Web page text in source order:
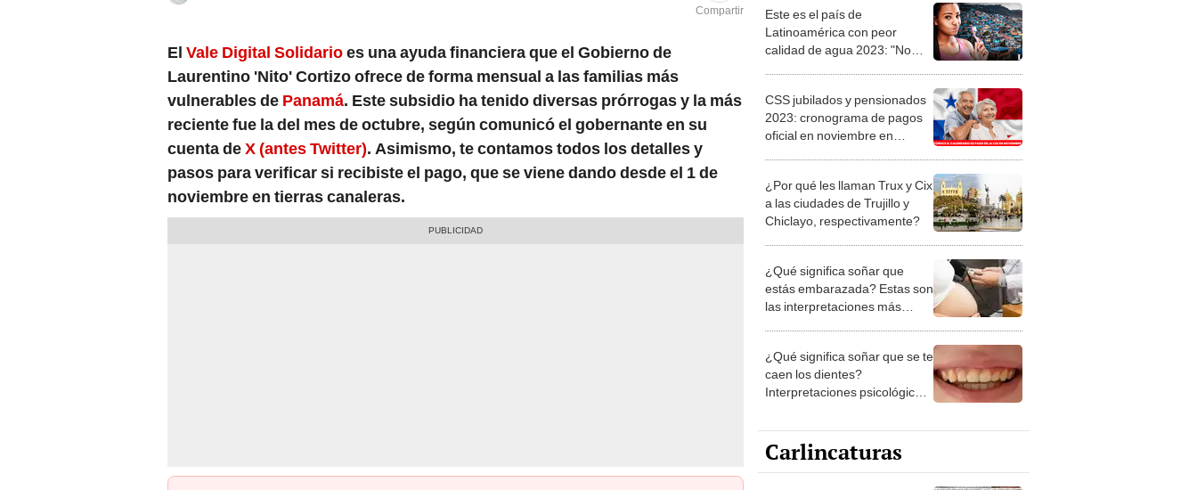
Laurentino 'Nito' Cortizo ofrece de forma mensual a las familias más
vulnerables dePanamá. Este subsidio ha tenido diversas prórrogas y la más
reciente fue la del mes de octubre, según comunicó el gobernante en su
cuenta deX (antes Twitter). Asimismo, te contamos todos los detalles y
pasos para verificar si recibiste el pago, que se viene dando desde el 1 de
noviembre en tierras canaleras.
PUEDES VER:
Latinoamérica con peor
calidad de agua 2023: "No
debes ni cepillarte los dientes"
CSS jubilados y pensionados
2023: cronograma de pagos
oficial en noviembre en
Panamá
¿Por qué les llaman Trux y Cix
a las ciudades de Trujillo y
Chiclayo, respectivamente?
¿Qué significa soñar que
estás embarazada? Estas son
las interpretaciones más
comunes
¿Qué significa soñar que se te
caen los dientes?
Interpretaciones psicológicas
y posibles explicaciones
Carlincaturas